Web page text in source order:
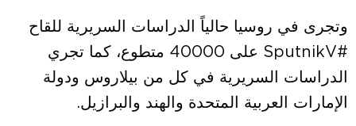
وتجرى في روسيا حالياً الدراسات السريرية للقاح
#SputnikV على 40000 متطوع، كما تجري
الدراسات السريرية في كل من بيلاروس ودولة
الإمارات العربية المتحدة والهند والبرازيل.